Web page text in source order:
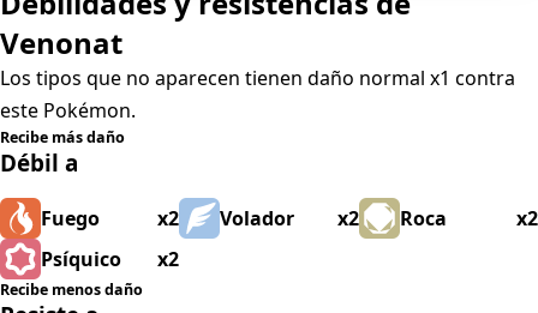
Venonat
Los tipos que no aparecen tienen daño normal x1 contra
este Pokémon.
Recibe más daño
Débil a
Fuego x2 Volador x2 Roca
x2
Psíquico
x2
Recibe menos daño